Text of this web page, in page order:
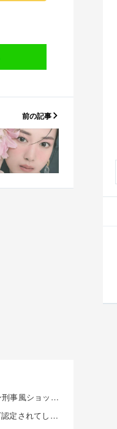
前の記事
【画像】斉藤由貴そっくりな娘 水嶋凜のスケバン刑事風ショットがこちらｗｗｗ 他
【悲報】推しJCアイドル、ファンにゴキブリ以下認定されてしまうｗｗｗｗ 他